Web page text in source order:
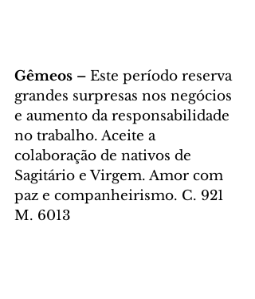
Gêmeos – Este período reserva
grandes surpresas nos negócios
e aumento da responsabilidade
no trabalho. Aceite a
colaboração de nativos de
Sagitário e Virgem. Amor com
paz e companheirismo. C. 921
M. 6013